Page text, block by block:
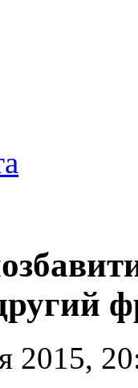
2015,